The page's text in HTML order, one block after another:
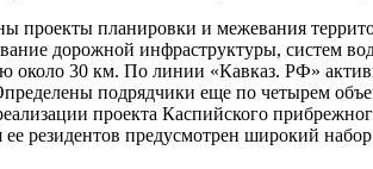
проекты планировки и межевания
дорожной инфраструктуры, систем
около 30 км. По линии «Кавказ. РФ»
подрядчики еще по четырем
проекта Каспийского
резидентов предусмотрен широкий